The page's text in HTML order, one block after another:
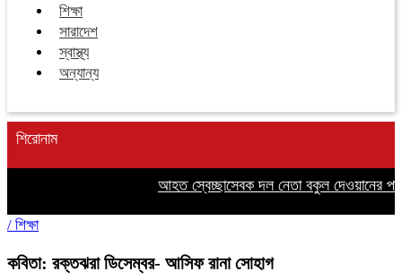
শিক্ষা
সারাদেশ
স্বাস্থ্য
অন্যান্য
শিরোনাম
আহত স্বেচ্ছাসেবক দল নেতা বকুল দেওয়ানের
/ শিক্ষা
কবিতা: রক্তঝরা ডিসেম্বর- আসিফ রানা সোহাগ